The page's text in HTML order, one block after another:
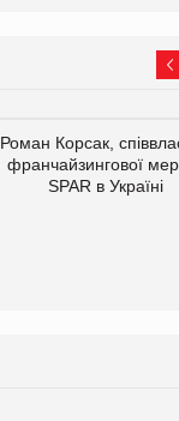
Роман Корсак,
франчайзингової
SPAR в Україні